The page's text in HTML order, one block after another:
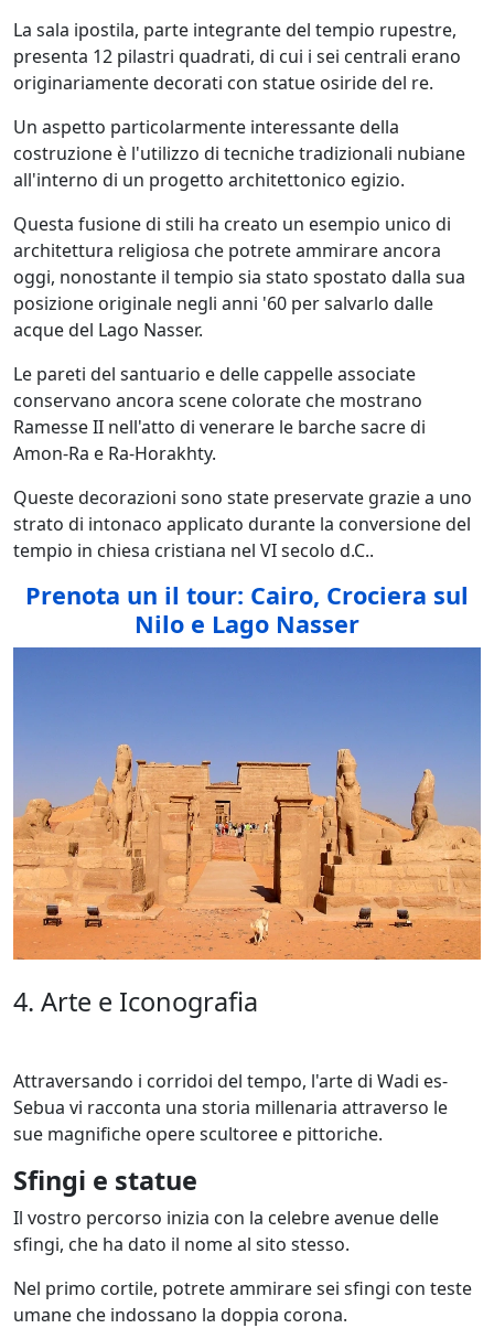
La sala ipostila, parte integrante del tempio rupestre,
presenta 12 pilastri quadrati, di cui i sei centrali erano
originariamente decorati con statue osiride del re.
Un aspetto particolarmente interessante della
costruzione è l'utilizzo di tecniche tradizionali nubiane
all'interno di un progetto architettonico egizio.
Questa fusione di stili ha creato un esempio unico di
architettura religiosa che potrete ammirare ancora
oggi, nonostante il tempio sia stato spostato dalla sua
posizione originale negli anni '60 per salvarlo dalle
acque del Lago Nasser.
Le pareti del santuario e delle cappelle associate
conservano ancora scene colorate che mostrano
Ramesse II nell'atto di venerare le barche sacre di
Amon-Ra e Ra-Horakhty.
Queste decorazioni sono state preservate grazie a uno
strato di intonaco applicato durante la conversione del
tempio in chiesa cristiana nel VI secolo d.C..
Prenota un il tour: Cairo, Crociera sul
Nilo e Lago Nasser
4. Arte e Iconografia
Attraversando i corridoi del tempo, l'arte di Wadi es-
Sebua vi racconta una storia millenaria attraverso le
sue magnifiche opere scultoree e pittoriche.
Sfingi e statue
Il vostro percorso inizia con la celebre avenue delle
sfingi, che ha dato il nome al sito stesso.
Nel primo cortile, potrete ammirare sei sfingi con teste
umane che indossano la doppia corona.